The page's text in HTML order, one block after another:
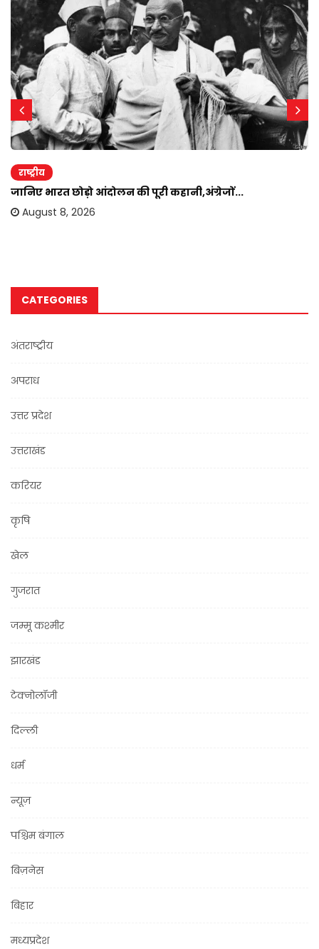
राष्ट्रीय
जानिए भारत छोड़ो आंदोलन की पूरी कहानी,अंग्रेजों...
August 8, 2026
CATEGORIES
अंतराष्ट्रीय
अपराध
उत्तर प्रदेश
उत्तराखंड
करियर
कृषि
खेल
गुजरात
जम्मू कश्मीर
झारखंड
टेक्नोलॉजी
दिल्ली
धर्म
न्यूज़
पश्चिम बंगाल
बिज़नेस
बिहार
मध्यप्रदेश